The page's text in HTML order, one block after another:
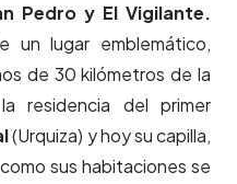
Pedro y El Vigilante.
un lugar emblemático,
de 30 kilómetros de la
residencia del primer
(Urquiza) y hoy su capilla,
sus habitaciones se